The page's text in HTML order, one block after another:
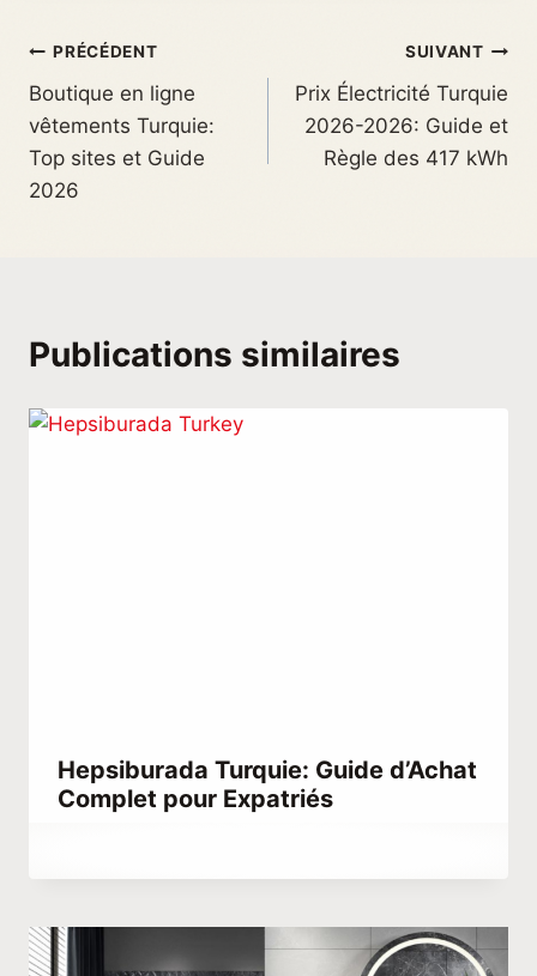
PRÉCÉDENT
Boutique en ligne
vêtements Turquie:
Top sites et Guide
2026
SUIVANT
Prix Électricité Turquie
2026-2026: Guide et
Règle des 417 kWh
Publications similaires
Hepsiburada Turquie: Guide d’Achat
Complet pour Expatriés